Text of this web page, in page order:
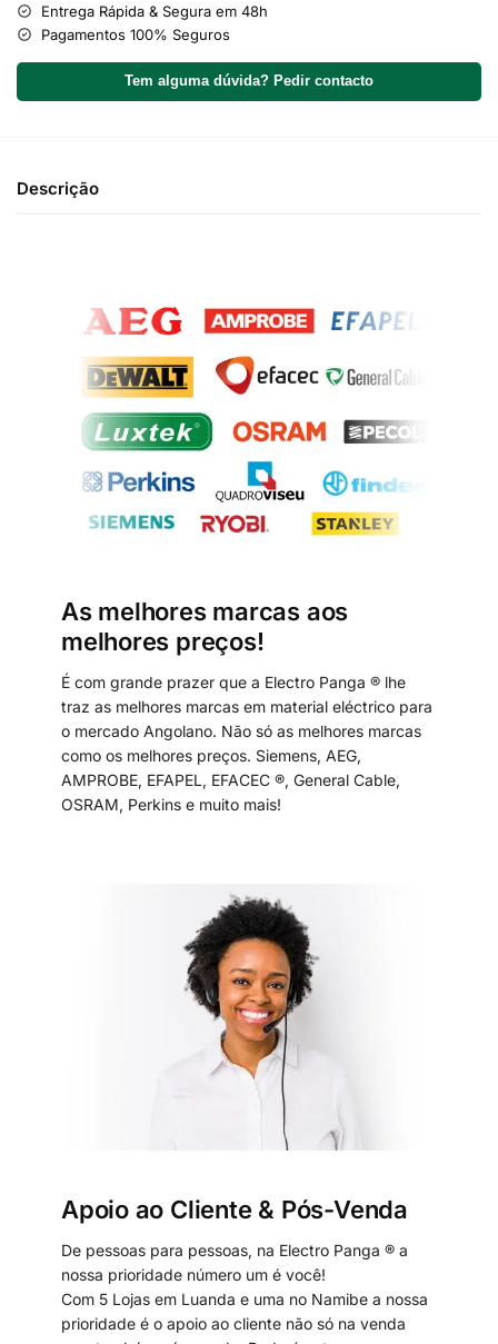
Entrega Rápida & Segura em 48h
Pagamentos 100% Seguros
Tem alguma dúvida? Pedir contacto
Descrição
As melhores marcas aos
melhores preços!
É com grande prazer que a Electro Panga ® lhe
traz as melhores marcas em material eléctrico para
o mercado Angolano. Não só as melhores marcas
como os melhores preços. Siemens, AEG,
AMPROBE, EFAPEL, EFACEC ®, General Cable,
OSRAM, Perkins e muito mais!
Apoio ao Cliente & Pós-Venda
De pessoas para pessoas, na Electro Panga ® a
nossa prioridade número um é você!
Com 5 Lojas em Luanda e uma no Namibe a nossa
prioridade é o apoio ao cliente não só na venda